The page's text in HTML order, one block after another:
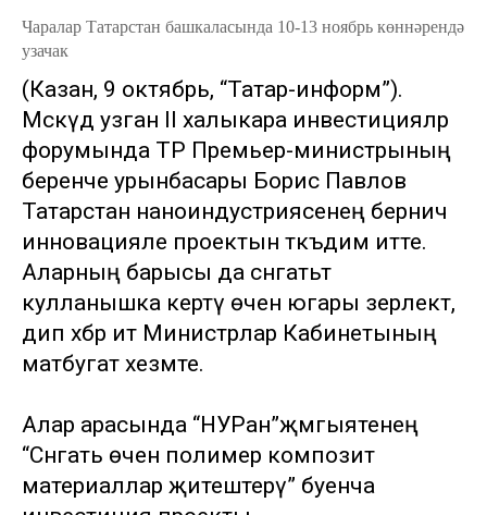
Чаралар Татарстан башкаласында 10-13 ноябрь көннәрендә
узачак
(Казан, 9 октябрь, “Татар-информ”).
Мәскәүдә узган II халыкара инвестицияләр
форумында ТР Премьер-министрының
беренче урынбасары Борис Павлов
Татарстан наноиндустриясенең берничә
инновацияле проектын тәкъдим итте.
Аларның барысы да сәнәгатьтә
кулланышка кертү өчен югары әзерлектә,
дип хәбәр итә Министрлар Кабинетының
матбугат хезмәте.
Алар арасында “НУРан”җәмгыятенең
“Сәнәгать өчен полимер композит
материаллар җитештерү” буенча